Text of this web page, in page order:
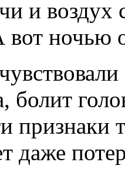
и воздух
ночью
признаки
даже